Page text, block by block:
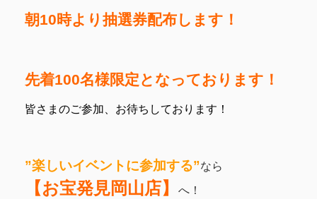
朝10時より抽選券配布します！
先着100名様限定となっております！
皆さまのご参加、お待ちしております！
”楽しいイベントに参加する”なら
【お宝発見岡山店】 へ！